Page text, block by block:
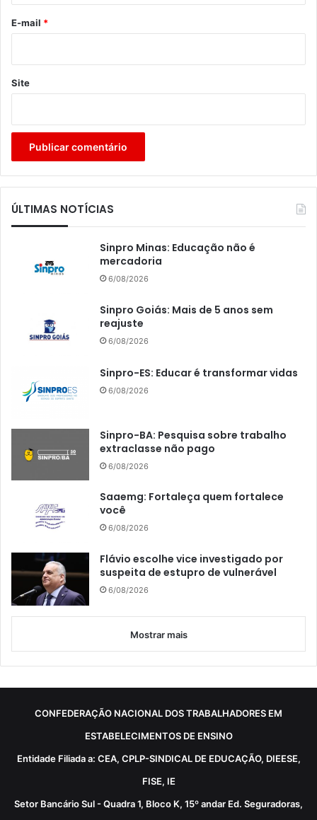
*
E-mail *
Site
ÚLTIMAS NOTÍCIAS
Sinpro Minas: Educação não é
mercadoria
6/08/2026
Sinpro Goiás: Mais de 5 anos sem
reajuste
6/08/2026
Sinpro-ES: Educar é transformar vidas
6/08/2026
Sinpro-BA: Pesquisa sobre trabalho
extraclasse não pago
6/08/2026
Saaemg: Fortaleça quem fortalece
você
6/08/2026
Flávio escolhe vice investigado por
suspeita de estupro de vulnerável
6/08/2026
Mostrar mais
CONFEDERAÇÃO NACIONAL DOS TRABALHADORES EM
ESTABELECIMENTOS DE ENSINO
Entidade Filiada a: CEA, CPLP-SINDICAL DE EDUCAÇÃO, DIEESE,
FISE, IE
Setor Bancário Sul - Quadra 1, Bloco K, 15º andar Ed. Seguradoras,